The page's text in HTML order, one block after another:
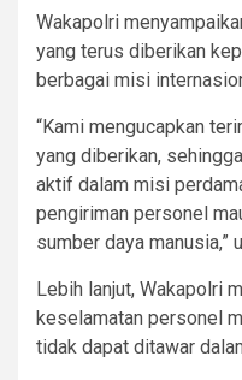
Wakapolri
yang terus diberikan
berbagai misi
“Kami mengucapkan
yang diberikan,
aktif dalam misi
pengiriman personel
sumber daya manusia,”
Lebih lanjut, Wakapolri
keselamatan personel
tidak dapat ditawar